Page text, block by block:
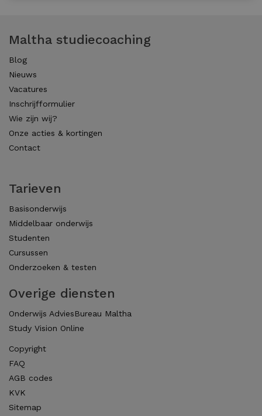
Maltha studiecoaching
Blog
Nieuws
Vacatures
Inschrijfformulier
Wie zijn wij?
Onze acties & kortingen
Contact
Tarieven
Basisonderwijs
Middelbaar onderwijs
Studenten
Cursussen
Onderzoeken & testen
Overige diensten
Onderwijs AdviesBureau Maltha
Study Vision Online
Copyright
FAQ
AGB codes
KVK
Sitemap